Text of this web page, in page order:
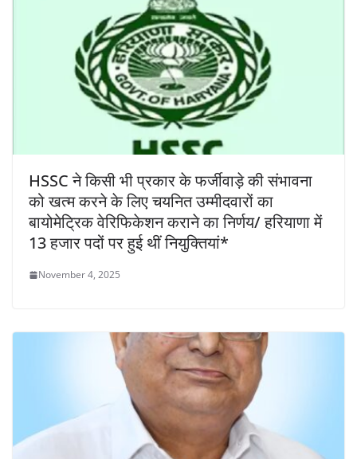
HSSC ने किसी भी प्रकार के फर्जीवाड़े की संभावना
को खत्म करने के लिए चयनित उम्मीदवारों का
बायोमेट्रिक वेरिफिकेशन कराने का निर्णय/ हरियाणा में
13 हजार पदों पर हुई थीं नियुक्तियां*
November 4, 2025